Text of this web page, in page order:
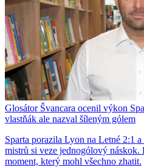
Glosátor Švancara ocenil výkon
vlastňák ale nazval šíleným gólem
Sparta porazila Lyon na Letné 2:1
mistrů si veze jednogólový náskok.
moment, který mohl všechno zhatit.